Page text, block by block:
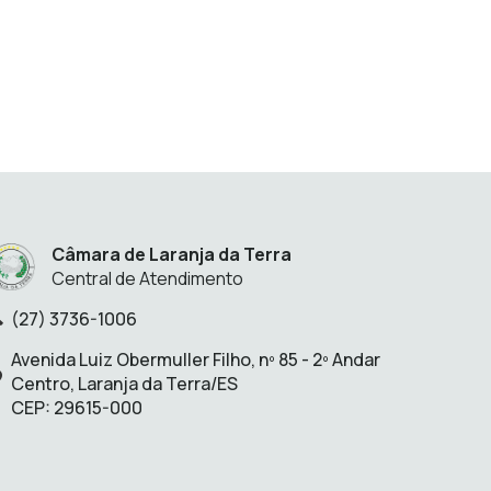
Câmara de Laranja da Terra
Central de Atendimento
(27) 3736-1006
Endereço:
Avenida Luiz Obermuller Filho, nº 85 - 2º Andar
Centro, Laranja da Terra/ES
CEP: 29615-000